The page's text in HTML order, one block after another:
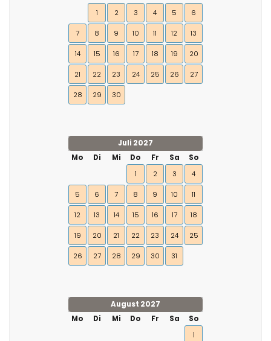
1
2 3 4 5 6
7 8 9 10 11 12 13
14 15 16 17 18 19 20
21 22 23 24 25 26 27
28 29 30
Juli 2027
Mo
Di Mi Do Fr Sa
So
1
2 3 4
5 6 7 8 9 10 11
12 13 14 15 16 17 18
19 20 21 22 23 24 25
26 27 28 29 30 31
August 2027
Mo
Di Mi Do Fr Sa
So
1